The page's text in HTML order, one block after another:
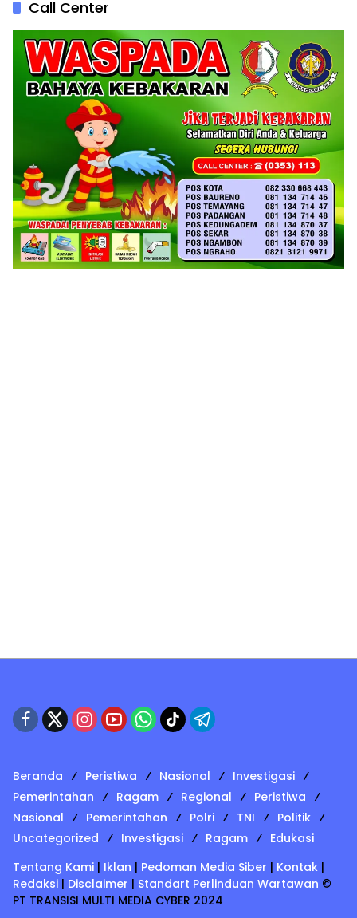
Call Center
Beranda Peristiwa Nasional
Investigasi
Pemerintahan
Ragam Regional
Peristiwa
Nasional
Pemerintahan Polri TNI
Politik
Uncategorized
Investigasi Ragam
Edukasi
Tentang Kami | Iklan | Pedoman Media Siber | Kontak |
Redaksi | Disclaimer | Standart Perlinduan Wartawan ©
PT TRANSISI MULTI MEDIA CYBER 2024